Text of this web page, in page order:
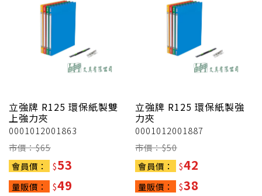
立強牌 R125 環保紙製雙
上強力夾
0001012001863
市價：$65
會員價：
$53
量販價： $49
立強牌 R125 環保紙製強
力夾
0001012001887
市價：$50
會員價：
$42
量販價： $38